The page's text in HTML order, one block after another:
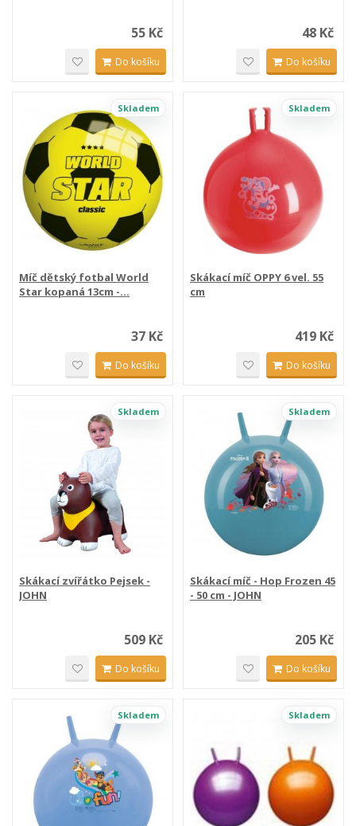
55 Kč
Do košíku
48 Kč
Do košíku
Skladem
Míč dětský fotbal World
Star kopaná 13cm -...
37 Kč
Do košíku
Skladem
Skákací míč OPPY 6 vel. 55
cm
419 Kč
Do košíku
Skladem
Skákací zvířátko Pejsek -
JOHN
509 Kč
Do košíku
Skladem
Skákací míč - Hop Frozen 45
- 50 cm - JOHN
205 Kč
Do košíku
Skladem Skladem